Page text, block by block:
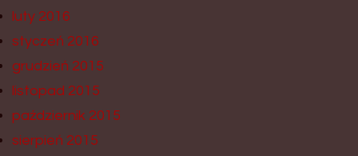
luty 2016
styczeń 2016
grudzień 2015
listopad 2015
październik 2015
sierpień 2015